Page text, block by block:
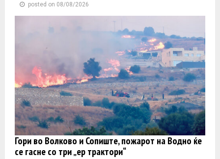
posted on 08/08/2026
Гори во Волково и Сопиште, пожарот на Водно ќе
се гасне со три „ер трактори“